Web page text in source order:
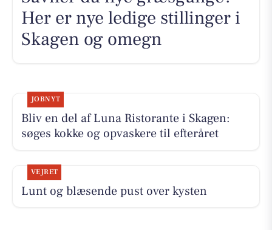
Her er nye ledige stillinger i
Skagen og omegn
JOBNYT
Bliv en del af Luna Ristorante i Skagen:
søges kokke og opvaskere til efteråret
VEJRET
Lunt og blæsende pust over kysten